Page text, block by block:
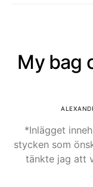
My bag
*Inlägget
stycken som
tänkte jag att